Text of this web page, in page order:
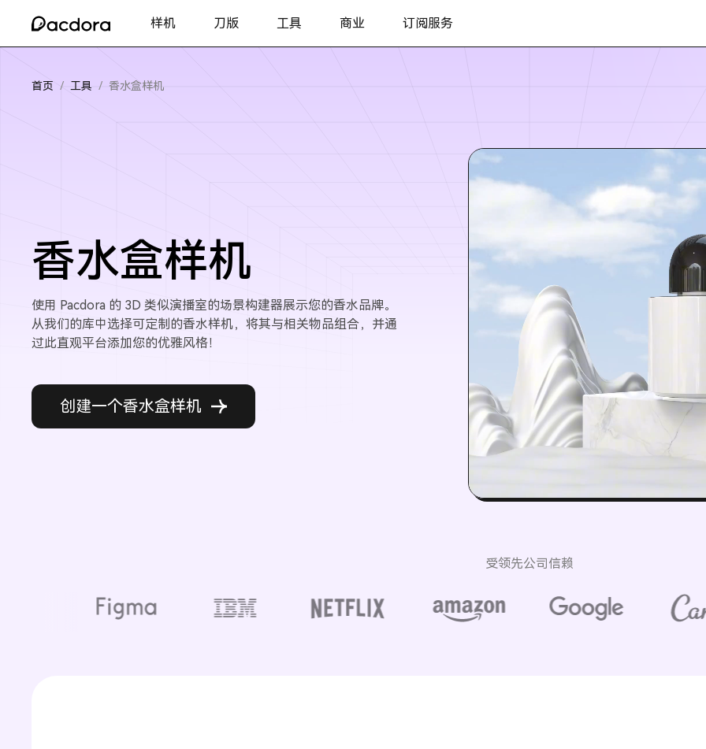
样机 刀版 工具 商业 订阅服务
首页 / 工具 / 香水盒样机
香水盒样机
使用 Pacdora 的 3D 类似演播室的场景构建器展示您的香水品牌。
从我们的库中选择可定制的香水样机，将其与相关物品组合，并通
过此直观平台添加您的优雅风格！
创建一个香水盒样机
受领先公司信赖